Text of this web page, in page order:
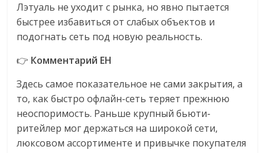
Лэтуаль не уходит с рынка, но явно пытается
быстрее избавиться от слабых объектов и
подогнать сеть под новую реальность.
👉 Комментарий EH
Здесь самое показательное не сами закрытия, а
то, как быстро офлайн-сеть теряет прежнюю
неоспоримость. Раньше крупный бьюти-
ритейлер мог держаться на широкой сети,
люксовом ассортименте и привычке покупателя